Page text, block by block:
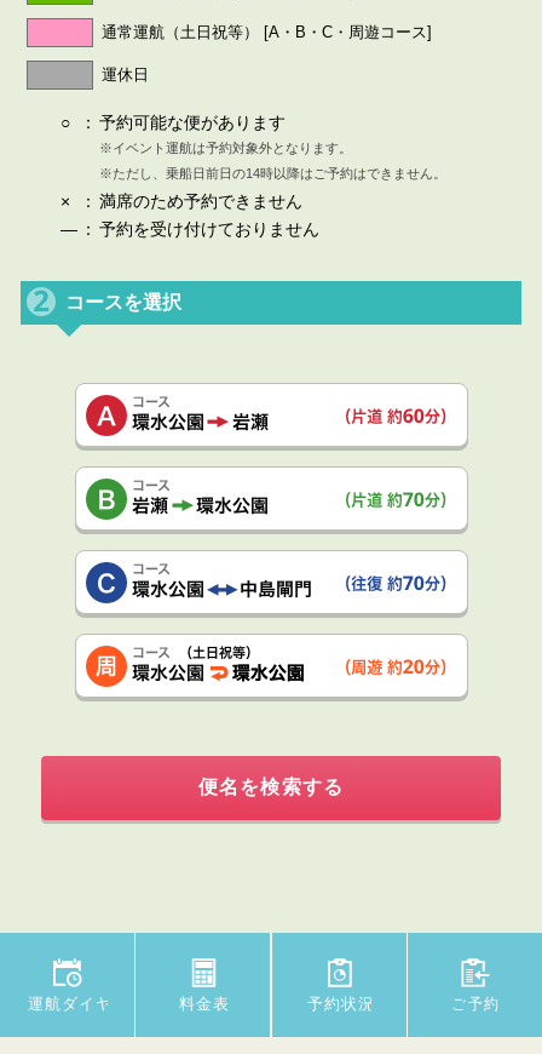
通常運航（土日祝等） [A・B・C・周遊コース]
運休日
○ ： 予約可能な便があります
※イベント運航は予約対象外となります。
※ただし、乗船日前日の14時以降はご予約はできません。
× ： 満席のため予約できません
— ： 予約を受け付けておりません
コースを選択
便名を検索する